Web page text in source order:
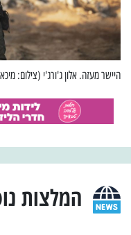
היישר מעזה. אלון ג'ורג'י (צילום:
המלצות